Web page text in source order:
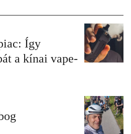
Így
a kínai vape-